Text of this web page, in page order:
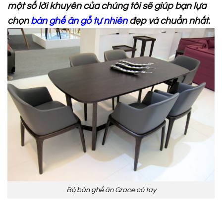
một số lời khuyên của chúng tôi sẽ giúp bạn lựa
chọn bàn ghế ăn gỗ tự nhiên đẹp và chuẩn nhất.
Bộ bàn ghế ăn Grace có tay